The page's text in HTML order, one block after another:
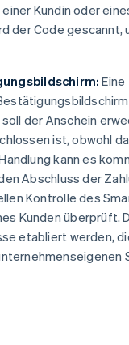
Kundin oder
der Code gescannt,
Eine
der Anschein
ist, obwohl
kann es
Abschluss der
Kontrolle des
Kunden überprüft.
etabliert werden,